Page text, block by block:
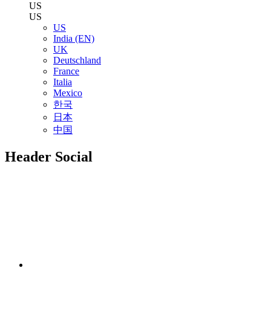
US
US
US
India (EN)
UK
Deutschland
France
Italia
Mexico
한국
日本
中国
Header Social